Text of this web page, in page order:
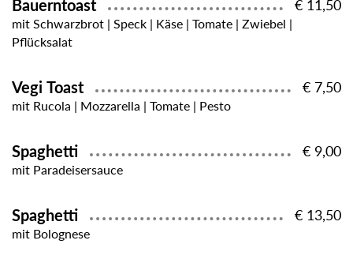
Bauerntoast € 11,50
mit Schwarzbrot | Speck | Käse | Tomate | Zwiebel |
Pflücksalat
Vegi Toast € 7,50
mit Rucola | Mozzarella | Tomate | Pesto
Spaghetti € 9,00
mit Paradeisersauce
Spaghetti € 13,50
mit Bolognese